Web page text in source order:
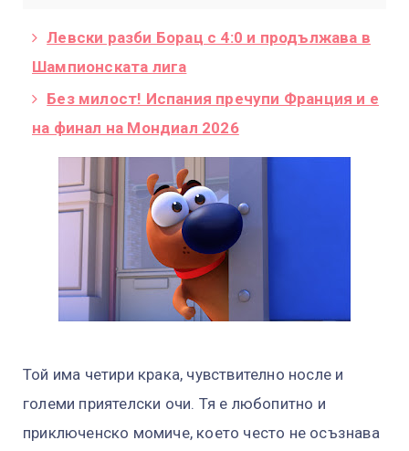
Левски разби Борац с 4:0 и продължава в
Шампионската лига
Без милост! Испания пречупи Франция и е
на финал на Мондиал 2026
Той има четири крака, чувствително носле и
големи приятелски очи. Тя е любопитно и
приключенско момиче, което често не осъзнава